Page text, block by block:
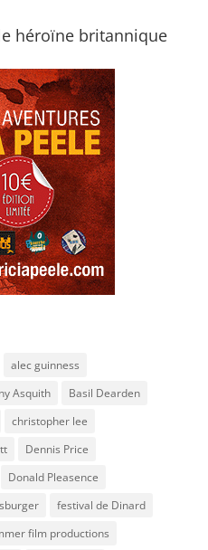
héroïne britannique
alec guinness
Asquith
Basil Dearden
christopher lee
Dennis Price
Donald Pleasence
festival de Dinard
film productions